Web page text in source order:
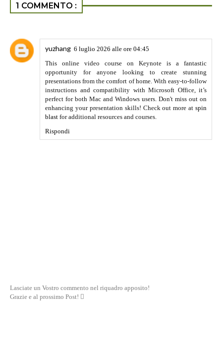
1 COMMENTO :
yuzhang 6 luglio 2026 alle ore 04:45
This online video course on Keynote is a fantastic
opportunity for anyone looking to create stunning
presentations from the comfort of home. With easy-to-follow
instructions and compatibility with Microsoft Office, it’s
perfect for both Mac and Windows users. Don't miss out on
enhancing your presentation skills! Check out more at spin
blast for additional resources and courses.
Rispondi
Lasciate un Vostro commento nel riquadro apposito!
Grazie e al prossimo Post! 